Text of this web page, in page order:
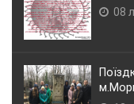
08